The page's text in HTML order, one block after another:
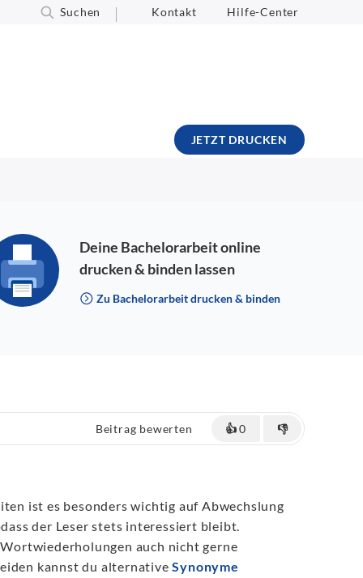
Suchen Kontakt Hilfe-Center
JETZT DRUCKEN
Deine Bachelorarbeit online
drucken & binden lassen
Zu Bachelorarbeit drucken & binden
Beitrag bewerten 👍0 👎
ist es besonders wichtig auf Abwechslung
der Leser stets interessiert bleibt.
auch nicht gerne
kannst du alternativeSynonyme